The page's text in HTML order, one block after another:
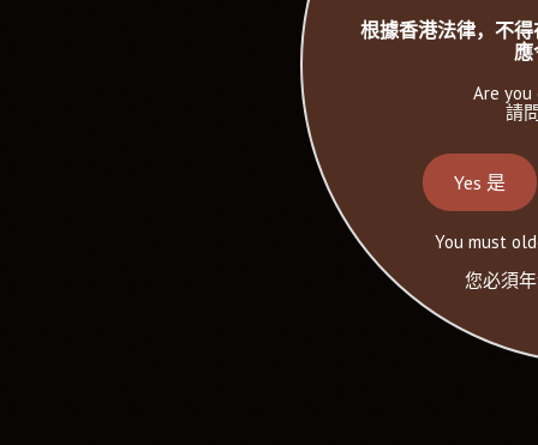
根據香港法律，不
應
Are
請
Yes 是
You must
您必須